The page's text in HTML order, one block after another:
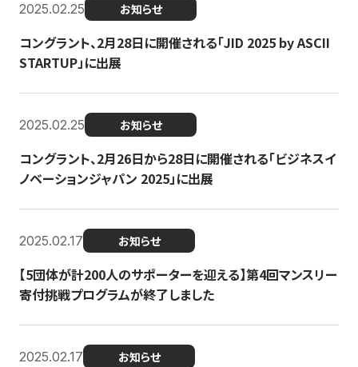
2025.02.25 お知らせ
コングラント、2月28日に開催される「JID 2025 by ASCII
STARTUP」に出展
2025.02.25 お知らせ
コングラント、2月26日から28日に開催される「ビジネスイ
ノベーションジャパン 2025」に出展
2025.02.17 お知らせ
【5団体が計200人のサポーターを迎える】​​第4回マンスリー
寄付挑戦プログラムが終了しました
2025.02.17 お知らせ